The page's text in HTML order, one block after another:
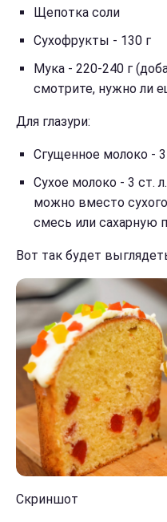
Щепотка соли
Сухофрукты - 130 г
Мука - 220-240 г
смотрите, нужно ли
Для глазури:
Сгущенное молоко - 3
Сухое молоко - 3 ст.
можно вместо
смесь или сахарную
Вот так будет
Скриншот